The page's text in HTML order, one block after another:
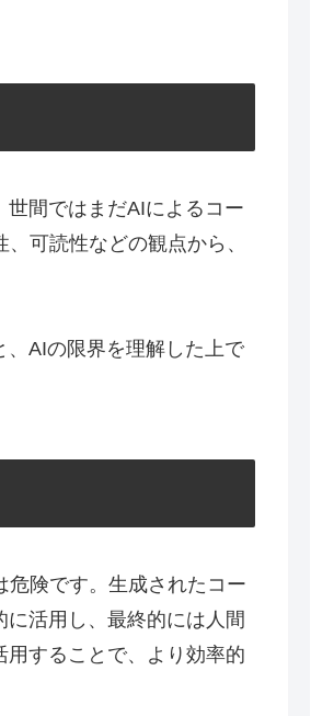
間ではまだAIによるコー
可読性などの観点から、
AIの限界を理解した上で
険です。生成されたコー
に活用し、最終的には人間
することで、より効率的